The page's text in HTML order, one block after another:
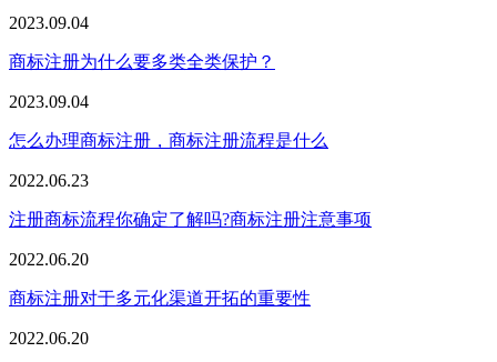
2023.09.04
商标注册为什么要多类全类保护？
2023.09.04
怎么办理商标注册，商标注册流程是什么
2022.06.23
注册商标流程你确定了解吗?商标注册注意事项
2022.06.20
商标注册对于多元化渠道开拓的重要性
2022.06.20